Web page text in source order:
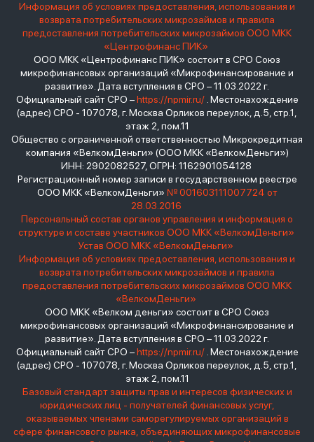
Информация об условиях предоставления, использования и
возврата потребительских микрозаймов и правила
предоставления потребительских микрозаймов ООО МКК
«Центрофинанс ПИК»
ООО МКК «Центрофинанс ПИК» состоит в СРО Союз
микрофинансовых организаций «Микрофинансирование и
развитие». Дата вступления в СРО – 11.03.2022 г.
Официальный сайт СРО –https://npmir.ru/. Местонахождение
(адрес) СРО - 107078, г. Москва Орликов переулок, д.5, стр.1,
этаж 2, пом.11
Общество с ограниченной ответственностью Микрокредитная
компания «ВелкомДеньги» (ООО МКК «ВелкомДеньги»)
ИНН: 2902082527, ОГРН: 1162901054128
Регистрационный номер записи в государственном реестре
ООО МКК «ВелкомДеньги» № 001603111007724 от
28.03.2016
Персональный состав органов управления и информация о
структуре и составе участников ООО МКК «ВелкомДеньги»
Устав ООО МКК «ВелкомДеньги»
Информация об условиях предоставления, использования и
возврата потребительских микрозаймов и правила
предоставления потребительских микрозаймов ООО МКК
«ВелкомДеньги»
ООО МКК «Велком деньги» состоит в СРО Союз
микрофинансовых организаций «Микрофинансирование и
развитие». Дата вступления в СРО – 11.03.2022 г.
Официальный сайт СРО –https://npmir.ru/. Местонахождение
(адрес) СРО - 107078, г. Москва Орликов переулок, д.5, стр.1,
этаж 2, пом.11
Базовый стандарт защиты прав и интересов физических и
юридических лиц - получателей финансовых услуг,
оказываемых членами саморегулируемых организаций в
сфере финансового рынка, объединяющих микрофинансовые